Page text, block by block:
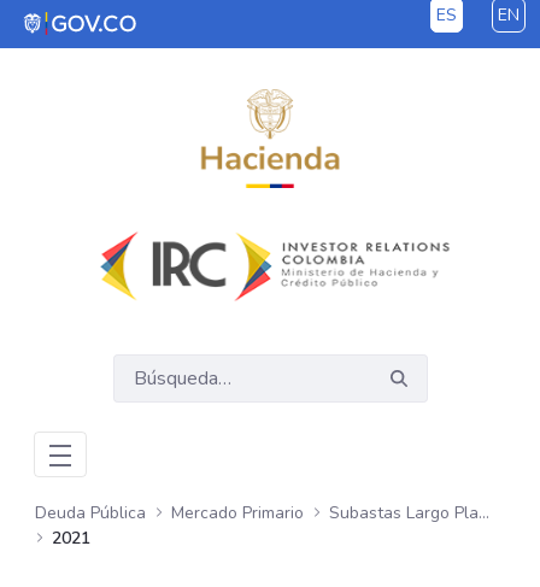
Saltar al contenido principal ES EN
Deuda Pública Mercado Primario
Subastas Largo Plazo - UVR
2021